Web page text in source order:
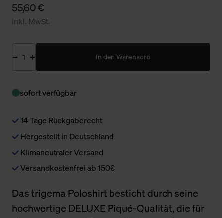
55,60 €
inkl. MwSt.
In den Warenkorb
sofort verfügbar
14 Tage Rückgaberecht
Hergestellt in Deutschland
Klimaneutraler Versand
Versandkostenfrei ab 150€
Das trigema Poloshirt besticht durch seine
hochwertige DELUXE Piqué-Qualität, die für